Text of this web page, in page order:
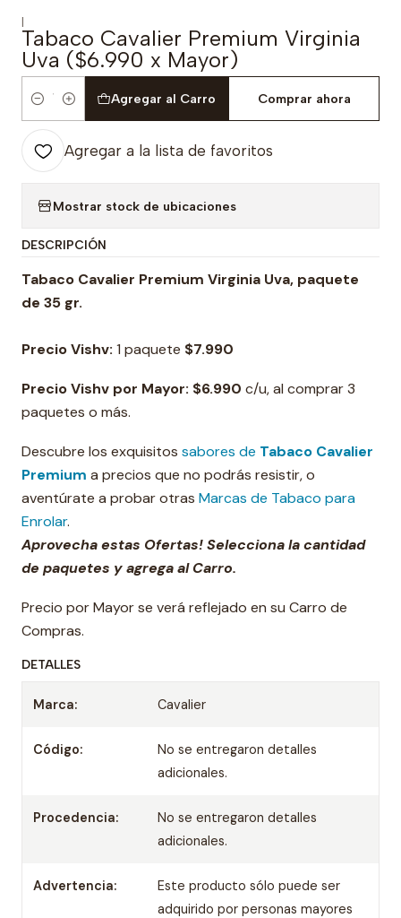
|
Tabaco Cavalier Premium Virginia
Uva ($6.990 x Mayor)
Cantidad
Agregar al Carro Comprar ahora
Agregar a la lista de favoritos
Mostrar stock de ubicaciones
DESCRIPCIÓN
Tabaco Cavalier Premium Virginia Uva, paquete
de 35 gr.
Precio Vishv: 1 paquete $7.990
Precio Vishv por Mayor: $6.990 c/u, al comprar 3
paquetes o más.
Descubre los exquisitos sabores de Tabaco Cavalier
Premium a precios que no podrás resistir, o
aventúrate a probar otras Marcas de Tabaco para
Enrolar.
Aprovecha estas Ofertas! Selecciona la cantidad
de paquetes y agrega al Carro.
Precio por Mayor se verá reflejado en su Carro de
Compras.
DETALLES
Marca: Cavalier
Código:
No se entregaron detalles
adicionales.
Procedencia:
No se entregaron detalles
adicionales.
Advertencia:
Este producto sólo puede ser
adquirido por personas mayores